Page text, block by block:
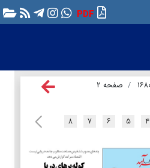
PDF
صفحه ۲
۴ ۵ ۶ ۷ ۸